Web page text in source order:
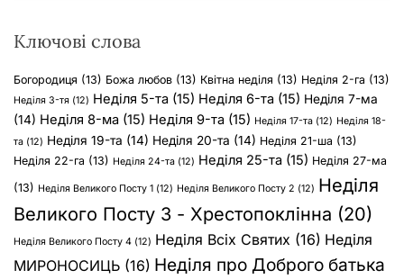
Ключові слова
Богородиця (13) Божа любов (13) Квітна неділя (13) Неділя 2-га (13)
Неділя 3-тя (12) Неділя 5-та (15) Неділя 6-та (15) Неділя 7-ма
(14) Неділя 8-ма (15) Неділя 9-та (15) Неділя 17-та (12) Неділя 18-
та (12) Неділя 19-та (14) Неділя 20-та (14) Неділя 21-ша (13)
Неділя 22-га (13) Неділя 24-та (12) Неділя 25-та (15) Неділя 27-ма
(13) Неділя Великого Посту 1 (12) Неділя Великого Посту 2 (12) Неділя
Великого Посту 3 - Хрестопоклінна (20)
Неділя Великого Посту 4 (12) Неділя Всіх Святих (16) Неділя
МИРОНОСИЦЬ (16) Неділя про Доброго батька